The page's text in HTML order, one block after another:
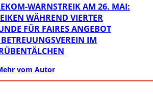
WARNSTREIK AM 26. MAI:
WÄHREND VIERTER
FÜR FAIRES ANGEBOT
IM
vom Autor